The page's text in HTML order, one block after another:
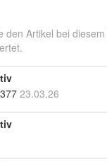
den Artikel bei
23.03.26